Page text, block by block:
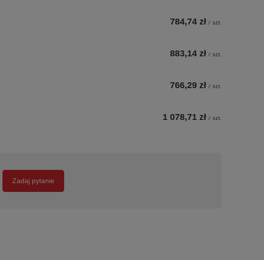
784,74 zł / szt.
883,14 zł / szt.
766,29 zł / szt.
1 078,71 zł / szt.
Zadaj pytanie